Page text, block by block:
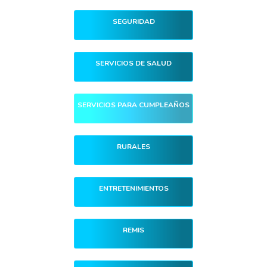
SEGURIDAD
SERVICIOS DE SALUD
SERVICIOS PARA CUMPLEAÑOS
RURALES
ENTRETENIMIENTOS
REMIS